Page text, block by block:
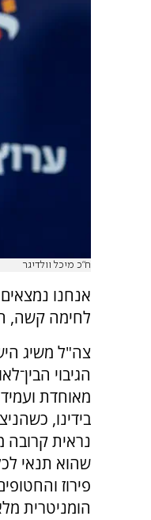
ח”כ מיכל וולדיגר
אנחנו
לחימה קשה,
צה"ל משיג
הגיבוי
מאוחדת
בידינו,
נראית קרובה
שהוא תנאי
פירוז
הומניטרית